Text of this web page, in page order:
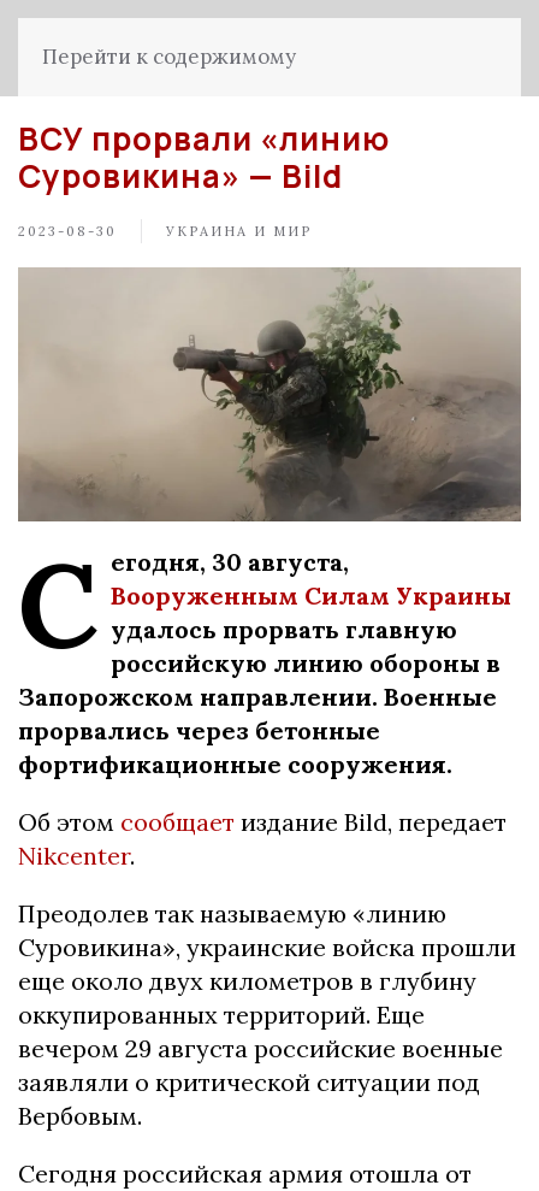
Перейти к содержимому
ВСУ прорвали «линию
Суровикина» — Bild
2023-08-30 УКРАИНА И МИР
С егодня, 30 августа,
Вооруженным Силам Украины
удалось прорвать главную
российскую линию обороны в
Запорожском направлении. Военные
прорвались через бетонные
фортификационные сооружения.
Об этом сообщает издание Bild, передает
Nikcenter.
Преодолев так называемую «линию
Суровикина», украинские войска прошли
еще около двух километров в глубину
оккупированных территорий. Еще
вечером 29 августа российские военные
заявляли о критической ситуации под
Вербовым.
Сегодня российская армия отошла от